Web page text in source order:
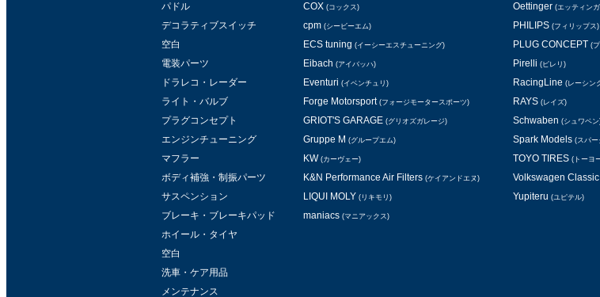
パドル
デコラティブスイッチ
空白
電装パーツ
ドラレコ・レーダー
ライト・バルブ
プラグコンセプト
エンジンチューニング
マフラー
ボディ補強・制振パーツ
サスペンション
ブレーキ・ブレーキパッド
ホイール・タイヤ
空白
洗車・ケア用品
メンテナンス
COX (コックス)
cpm (シービーエム)
ECS tuning (イーシーエスチューニング)
Eibach (アイバッハ)
Eventuri (イベンチュリ)
Forge Motorsport (フォージモータースポーツ)
GRIOT'S GARAGE (グリオズガレージ)
Gruppe M (グループエム)
KW (カーヴェー)
K&N Performance Air Filters (ケイアンドエヌ)
LIQUI MOLY (リキモリ)
maniacs (マニアックス)
Oettinger (エッティン
PHILIPS (フィリップス)
PLUG CONCEPT (
Pirelli (ピレリ)
RacingLine (レーシン
RAYS (レイズ)
Schwaben (シュワベ
Spark Models (スパー
TOYO TIRES (トーヨ
Volkswagen
Yupiteru (ユピテル)